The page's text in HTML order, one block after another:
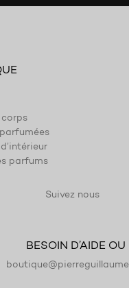
corps
parfums
Suivez nous
BESOIN D’AIDE